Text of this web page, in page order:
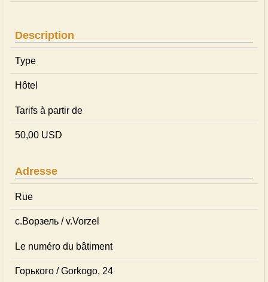
Description
Type
Hôtel
Tarifs à partir de
50,00 USD
Adresse
Rue
с.Ворзель / v.Vorzel
Le numéro du bâtiment
Горького / Gorkogo, 24